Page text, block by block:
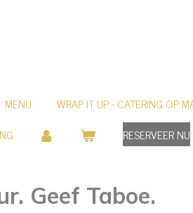
MENU
WRAP IT UP - CATERING OP
RESERVEER NU
Geef Taboe.